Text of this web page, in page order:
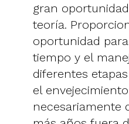
gran
teoría.
oportunidad
tiempo y el
diferentes
el
necesariamente